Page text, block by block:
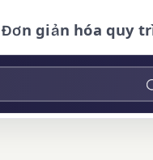
Đơn giản hóa quy